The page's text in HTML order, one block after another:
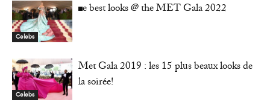
Celebs
The best looks @ the MET Gala 2022
Celebs
Met Gala 2019 : les 15 plus beaux looks de
la soirée!